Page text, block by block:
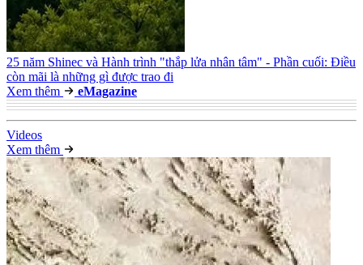
25 năm Shinec và Hành trình "thắp lửa nhân tâm" - Phần cuối: Điều
còn mãi là những gì được trao đi
Xem thêm
eMagazine
Videos
Xem thêm